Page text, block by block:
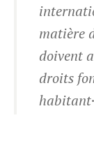
matière
doivent
droits